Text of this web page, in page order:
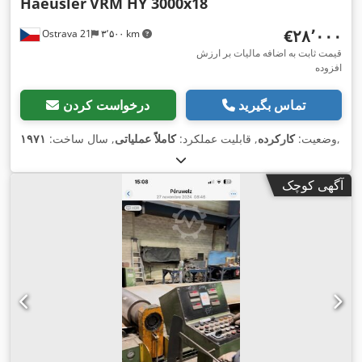
Ostrava 21 ۳٬۵۰۰ km ‎€۲۸٬۰۰۰
قیمت ثابت به اضافه مالیات بر ارزش
افزوده
درخواست کردن تماس بگیرید
وضعیت:کارکرده, قابلیت عملکرد:کاملاً عملیاتی, سال ساخت: ۱۹۷۱ ,
آگهی کوچک